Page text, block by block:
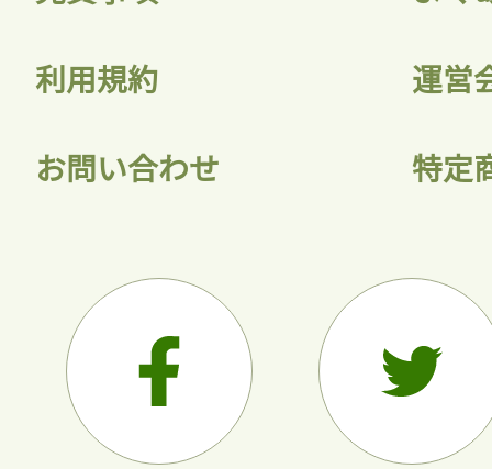
利用規約 運営
お問い合わせ 特定